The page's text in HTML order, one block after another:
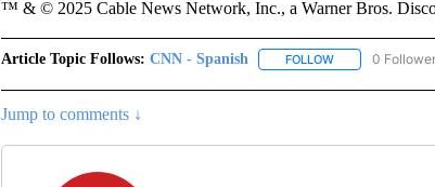
™ & © 2025 Cable News Network, Inc., a Warner Bros.
Article Topic Follows: CNN - Spanish FOLLOWFOLLOW "CNN -
0
Jump to comments ↓